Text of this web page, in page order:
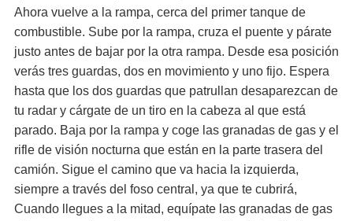
Ahora vuelve a la rampa, cerca del primer tanque de
combustible. Sube por la rampa, cruza el puente y párate
justo antes de bajar por la otra rampa. Desde esa posición
verás tres guardas, dos en movimiento y uno fijo. Espera
hasta que los dos guardas que patrullan desaparezcan de
tu radar y cárgate de un tiro en la cabeza al que está
parado. Baja por la rampa y coge las granadas de gas y el
rifle de visión nocturna que están en la parte trasera del
camión. Sigue el camino que va hacia la izquierda,
siempre a través del foso central, ya que te cubrirá,
Cuando llegues a la mitad, equípate las granadas de gas